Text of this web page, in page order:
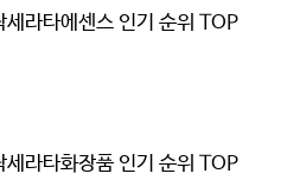
세라타에센스 인기 순위 TOP
세라타화장품 인기 순위 TOP